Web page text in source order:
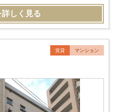
詳しく見る
賃貸 マンション